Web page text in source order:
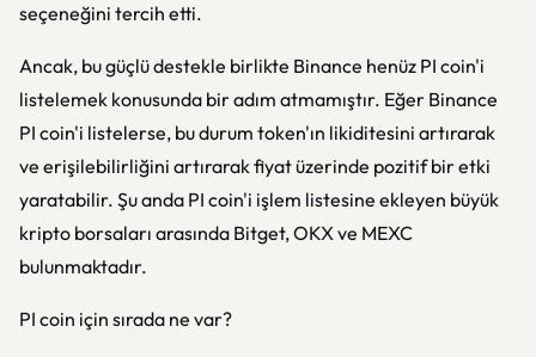
seçeneğini tercih etti.
Ancak, bu güçlü destekle birlikte Binance henüz PI coin'i
listelemek konusunda bir adım atmamıştır. Eğer Binance
PI coin'i listelerse, bu durum token'ın likiditesini artırarak
ve erişilebilirliğini artırarak fiyat üzerinde pozitif bir etki
yaratabilir. Şu anda PI coin'i işlem listesine ekleyen büyük
kripto borsaları arasında Bitget, OKX ve MEXC
bulunmaktadır.
PI coin için sırada ne var?